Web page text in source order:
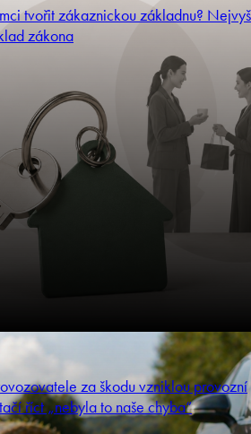
tvořit zákaznickou základnu?
zákona
za škodu vzniklou provozní
říct „nebyla to naše chyba“